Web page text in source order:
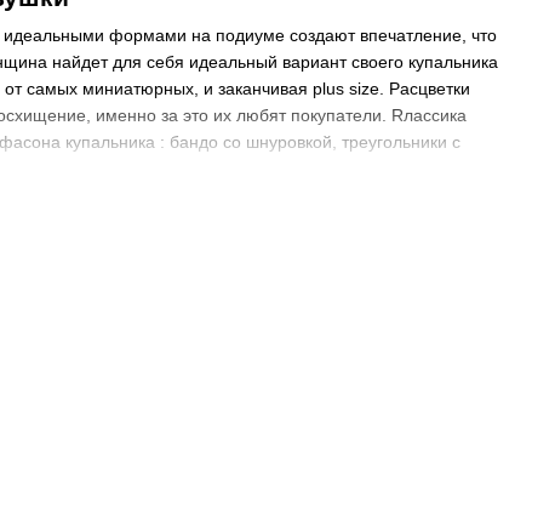
формами на подиуме создают впечатление, что
найдет для себя идеальный вариант своего купальника
самых миниатюрных, и заканчивая plus size. Расцветки
именно за это их любят покупатели. Rлассика
купальника : бандо со шнуровкой, треугольники с